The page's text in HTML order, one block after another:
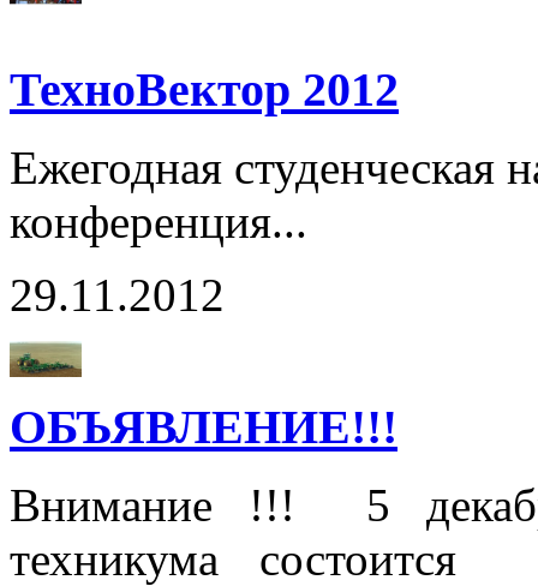
ТехноВектор 2012
Ежегодная студенческая
конференция...
29.11.2012
ОБЪЯВЛЕНИЕ!!!
Внимание !!! 5
техникума состоится